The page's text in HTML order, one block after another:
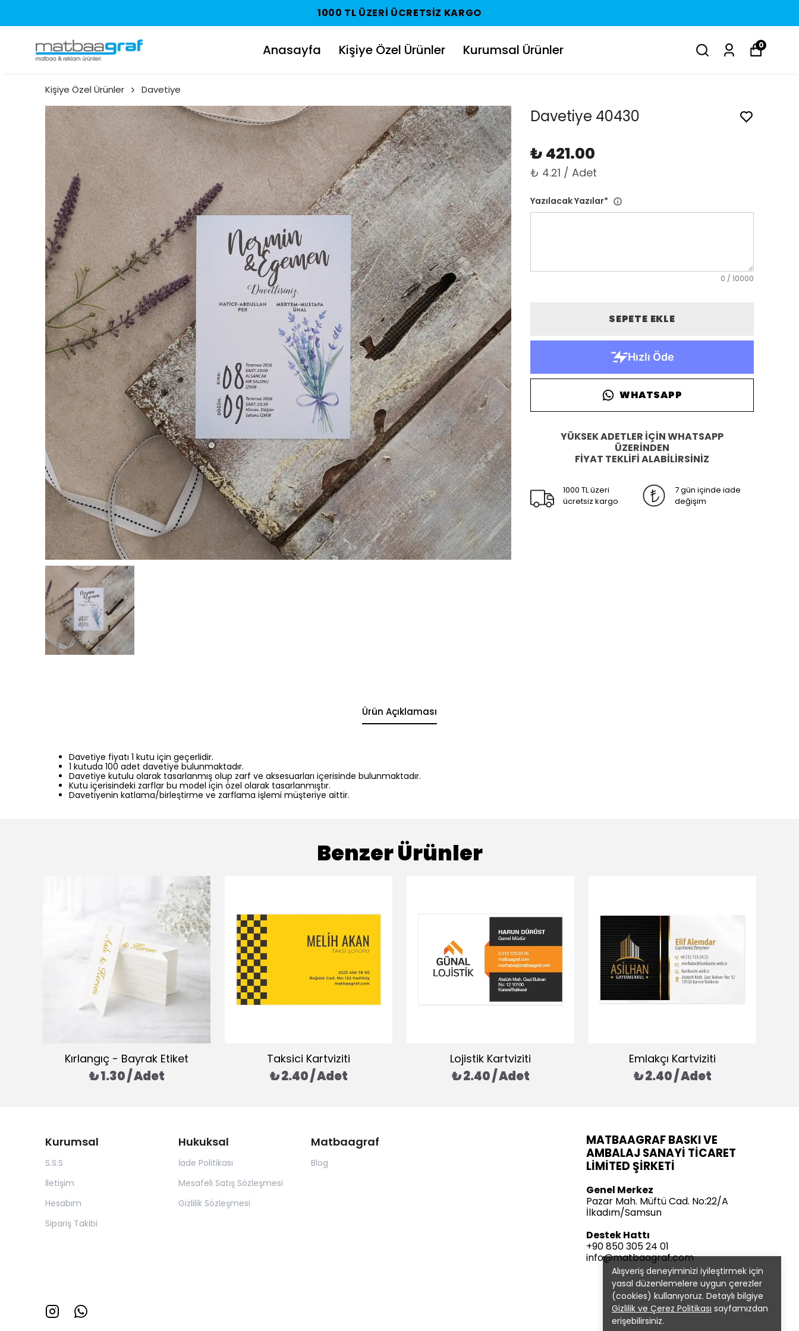
1000 TL ÜZERI ÜCRETSIZ KARGO
Anasayfa Kişiye Özel Ürünler Kurumsal Ürünler 0
Alışveriş deneyiminizi iyileştirmek için
yasal düzenlemelere uygun çerezler
(cookies) kullanıyoruz. Detaylı bilgiye
Gizlilik ve Çerez Politikası sayfamızdan
erişebilirsiniz.
Kişiye Özel Ürünler Davetiye
Davetiye 40430
₺ 421.00
₺ 4.21 / Adet
Yazılacak Yazılar*
0 / 10000
SEPETE EKLE
WHATSAPP
YÜKSEK ADETLER İÇİN WHATSAPP
ÜZERİNDEN
FİYAT TEKLİFİ ALABİLİRSİNİZ
1000 TL üzeri
ücretsiz kargo
7 gün içinde iade
değişim
Ürün Açıklaması
Davetiye fiyatı 1 kutu için geçerlidir.
1 kutuda 100 adet davetiye bulunmaktadır.
Davetiye kutulu olarak tasarlanmış olup zarf ve aksesuarları içerisinde bulunmaktadır.
Kutu içerisindeki zarflar bu model için özel olarak tasarlanmıştır.
Davetiyenin katlama/birleştirme ve zarflama işlemi müşteriye aittir.
Benzer Ürünler
Kırlangıç - Bayrak Etiket
₺ 1.30 / Adet
Taksici Kartviziti
₺ 2.40 / Adet
Lojistik Kartviziti
₺ 2.40 / Adet
Emlakçı Kartviziti
₺ 2.40 / Adet
Kurumsal
S.S.S
İletişim
Hesabım
Sipariş Takibi
Hukuksal
İade Politikası
Mesafeli Satış Sözleşmesi
Gizlilik Sözleşmesi
Matbaagraf
Blog
MATBAAGRAF BASKI VE
AMBALAJ SANAYİ TİCARET
LİMİTED ŞİRKETİ
Genel Merkez
Pazar Mah. Müftü Cad. No:22/A
İlkadım/Samsun
Destek Hattı
+90 850 305 24 01
info@matbaagraf.com